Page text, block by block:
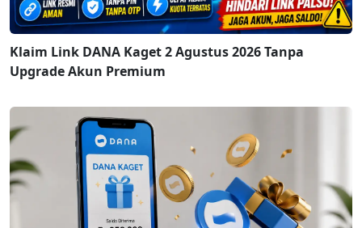
Klaim Link DANA Kaget 2 Agustus 2026 Tanpa
Upgrade Akun Premium